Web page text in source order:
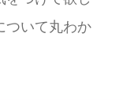
ついて丸わか